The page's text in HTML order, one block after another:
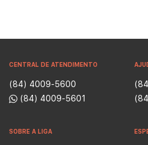
CENTRAL DE ATENDIMENTO
(84) 4009-5600
(84) 4009-5601
SOBRE A LIGA